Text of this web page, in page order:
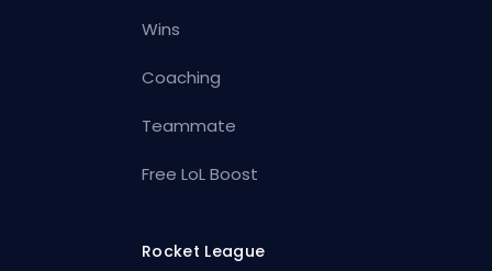
Wins
Coaching
Teammate
Free LoL Boost
Rocket League